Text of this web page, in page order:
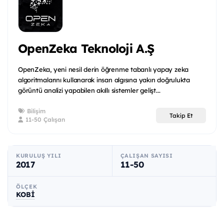
OpenZeka Teknoloji A.Ş
OpenZeka, yeni nesil derin öğrenme tabanlı yapay zeka
algoritmalarını kullanarak insan algısına yakın doğrulukta
görüntü analizi yapabilen akıllı sistemler gelişt...
Bilişim
11-50 Çalışan
Takip Et
KURULUŞ YILI
2017
ÇALIŞAN SAYISI
11-50
ÖLÇEK
KOBİ